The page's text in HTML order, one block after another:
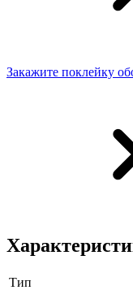
Закажите поклейку
Тип